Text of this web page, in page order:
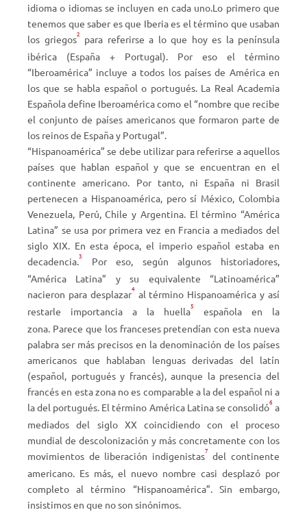
idioma o idiomas se incluyen en cada uno.Lo primero que
tenemos que saber es que Iberia es el término que usaban
los griegos2 para referirse a lo que hoy es la península
ibérica (España + Portugal). Por eso el término
“Iberoamérica” incluye a todos los países de América en
los que se habla español o portugués. La Real Academia
Española define Iberoamérica como el “nombre que recibe
el conjunto de países americanos que formaron parte de
los reinos de España y Portugal”.
“Hispanoamérica” se debe utilizar para referirse a aquellos
países que hablan español y que se encuentran en el
continente americano. Por tanto, ni España ni Brasil
pertenecen a Hispanoamérica, pero sí México, Colombia
Venezuela, Perú, Chile y Argentina. El término “América
Latina” se usa por primera vez en Francia a mediados del
siglo XIX. En esta época, el imperio español estaba en
decadencia.3
Por eso, según algunos historiadores,
“América Latina” y su equivalente “Latinoamérica”
nacieron para desplazar4al término Hispanoamérica y así
restarle importancia a la huella5
española en la
zona. Parece que los franceses pretendían con esta nueva
palabra ser más precisos en la denominación de los países
americanos que hablaban lenguas derivadas del latín
(español, portugués y francés), aunque la presencia del
francés en esta zona no es comparable a la del español ni a
la del portugués. El término América Latina se consolidó6 a
mediados del siglo XX coincidiendo con el proceso
mundial de descolonización y más concretamente con los
movimientos de liberación indigenistas7 del continente
americano. Es más, el nuevo nombre casi desplazó por
completo al término “Hispanoamérica”. Sin embargo,
insistimos en que no son sinónimos.